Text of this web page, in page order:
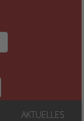
AKTUELLES